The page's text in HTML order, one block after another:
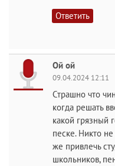
Ответить
Ой ой
09.04.2024 12:11
Страшно что
когда решать
какой грязный
песке. Никто
же привлечь
школьников,